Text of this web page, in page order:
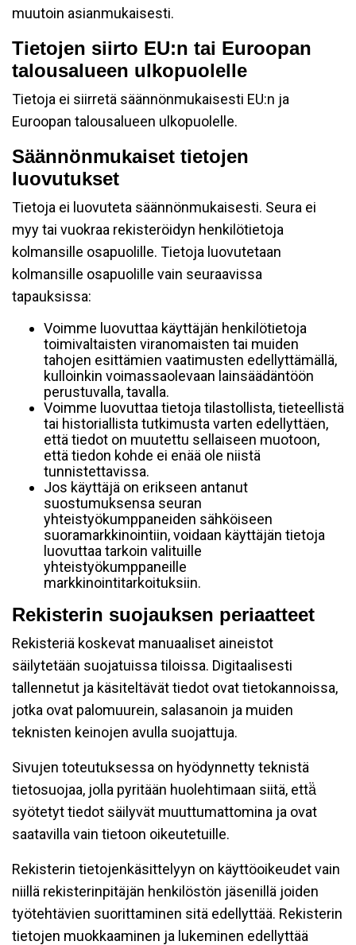
muutoin asianmukaisesti.
Tietojen siirto EU:n tai Euroopan
talousalueen ulkopuolelle
Tietoja ei siirretä säännönmukaisesti EU:n ja
Euroopan talousalueen ulkopuolelle.
Säännönmukaiset tietojen
luovutukset
Tietoja ei luovuteta säännönmukaisesti. Seura ei
myy tai vuokraa rekisteröidyn henkilötietoja
kolmansille osapuolille. Tietoja luovutetaan
kolmansille osapuolille vain seuraavissa
tapauksissa:
Voimme luovuttaa käyttäjän henkilötietoja
toimivaltaisten viranomaisten tai muiden
tahojen esittämien vaatimusten edellyttämällä,
kulloinkin voimassaolevaan lainsäädäntöön
perustuvalla, tavalla.
Voimme luovuttaa tietoja tilastollista, tieteellistä
tai historiallista tutkimusta varten edellyttäen,
että tiedot on muutettu sellaiseen muotoon,
että tiedon kohde ei enää ole niistä
tunnistettavissa.
Jos käyttäjä on erikseen antanut
suostumuksensa seuran
yhteistyökumppaneiden sähköiseen
suoramarkkinointiin, voidaan käyttäjän tietoja
luovuttaa tarkoin valituille
yhteistyökumppaneille
markkinointitarkoituksiin.
Rekisterin suojauksen periaatteet
Rekisteriä koskevat manuaaliset aineistot
säilytetään suojatuissa tiloissa. Digitaalisesti
tallennetut ja käsiteltävät tiedot ovat tietokannoissa,
jotka ovat palomuurein, salasanoin ja muiden
teknisten keinojen avulla suojattuja.
Sivujen toteutuksessa on hyödynnetty teknistä
tietosuojaa, jolla pyritään huolehtimaan siitä, että̈
syötetyt tiedot säilyvät muuttumattomina ja ovat
saatavilla vain tietoon oikeutetuille.
Rekisterin tietojenkäsittelyyn on käyttöoikeudet vain
niillä rekisterinpitäjän henkilöstön jäsenillä joiden
työtehtävien suorittaminen sitä edellyttää. Rekisterin
tietojen muokkaaminen ja lukeminen edellyttää